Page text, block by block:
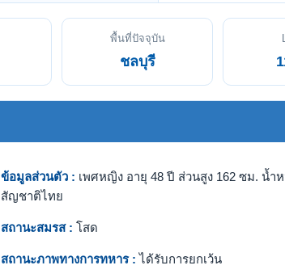
พื้นที่ปัจจุบัน
ชลบุรี
ข้อมูลส่วนตัว : เพศหญิง อายุ 48 ปี ส่วนสูง 162 ซม. น้ำ
สัญชาติไทย
สถานะสมรส : โสด
สถานะภาพทางการทหาร : ได้รับการยกเว้น